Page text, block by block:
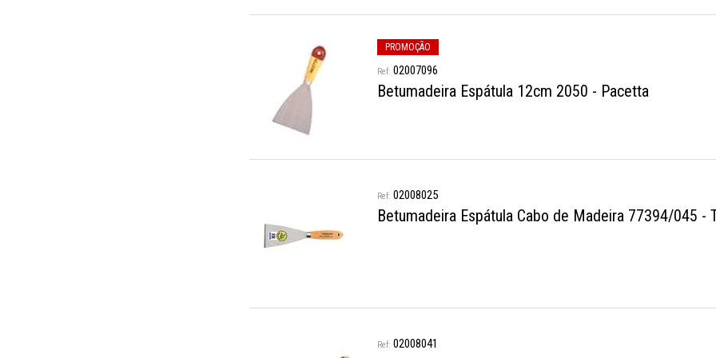
PROMOÇÃO
02007096
Betumadeira Espátula 12cm 2050 - Pacetta
02008025
Betumadeira Espátula Cabo de Madeira 77394/045 -
02008041